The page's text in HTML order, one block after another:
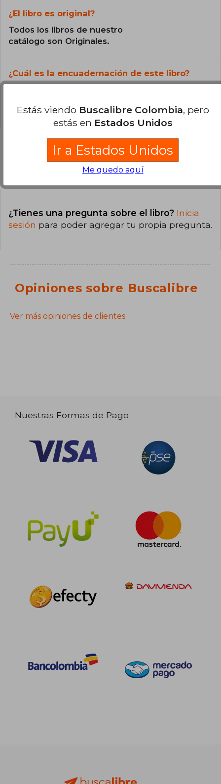
¿El libro es original?
Todos los libros de nuestro
catálogo son Originales.
¿Cuál es la encuadernación de este libro?
Preguntas y respuestas sobre el libro
¿Tienes una pregunta sobre el libro? Inicia
sesión para poder agregar tu propia pregunta.
Opiniones sobre Buscalibre
Ver más opiniones de clientes
Nuestras Formas de Pago
Estás viendo Buscalibre Colombia, pero
estás en Estados Unidos
Ir a Estados Unidos
Me quedo aquí